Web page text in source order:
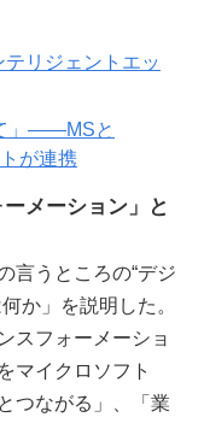
リジェントエッ
」――MSと
が連携
メーション」と
言うところの“デジ
か」を説明した。
スフォーメーショ
マイクロソフト
つながる」、「業